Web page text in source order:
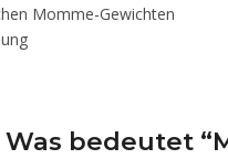
Momme-Gewichten
bedeutet